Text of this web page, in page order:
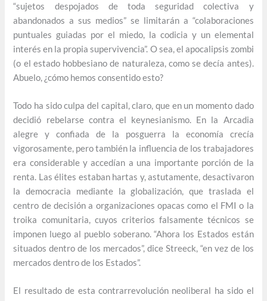
“sujetos despojados de toda seguridad colectiva y
abandonados a sus medios” se limitarán a “colaboraciones
puntuales guiadas por el miedo, la codicia y un elemental
interés en la propia supervivencia”. O sea, el apocalipsis zombi
(o el estado hobbesiano de naturaleza, como se decía antes).
Abuelo, ¿cómo hemos consentido esto?
Todo ha sido culpa del capital, claro, que en un momento dado
decidió rebelarse contra el keynesianismo. En la Arcadia
alegre y confiada de la posguerra la economía crecía
vigorosamente, pero también la influencia de los trabajadores
era considerable y accedían a una importante porción de la
renta. Las élites estaban hartas y, astutamente, desactivaron
la democracia mediante la globalización, que traslada el
centro de decisión a organizaciones opacas como el FMI o la
troika comunitaria, cuyos criterios falsamente técnicos se
imponen luego al pueblo soberano. “Ahora los Estados están
situados dentro de los mercados”, dice Streeck, “en vez de los
mercados dentro de los Estados”.
El resultado de esta contrarrevolución neoliberal ha sido el